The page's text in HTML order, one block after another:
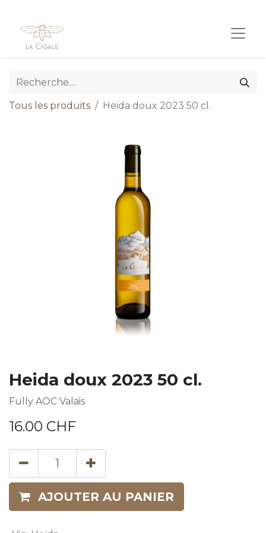
Tous les produits Heida doux 2023 50 cl.
Heida doux 2023 50 cl.
Fully AOC Valais
16.00 CHF
AJOUTER AU PANIER